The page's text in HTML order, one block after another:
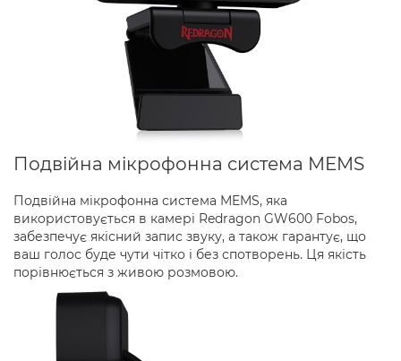
Подвійна мікрофонна система MEMS
Подвійна мікрофонна система MEMS, яка
використовується в камері Redragon GW600 Fobos,
забезпечує якісний запис звуку, а також гарантує, що
ваш голос буде чути чітко і без спотворень. Ця якість
порівнюється з живою розмовою.